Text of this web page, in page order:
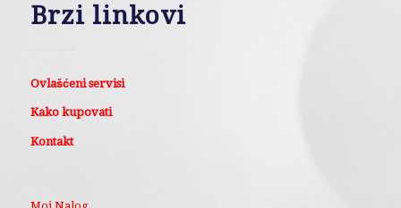
Brzi linkovi
Ovlašćeni servisi
Kako kupovati
Kontakt